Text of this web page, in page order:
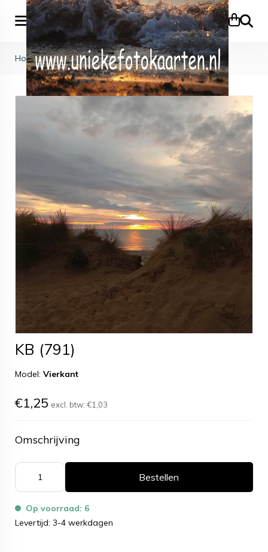
Zoeken
Home>Zee & Strand>KB (791)
KB (791)
Model: Vierkant
€1,25 excl. btw: €1,03
Omschrijving
Bestellen
Op voorraad: 6
Levertijd: 3-4 werkdagen